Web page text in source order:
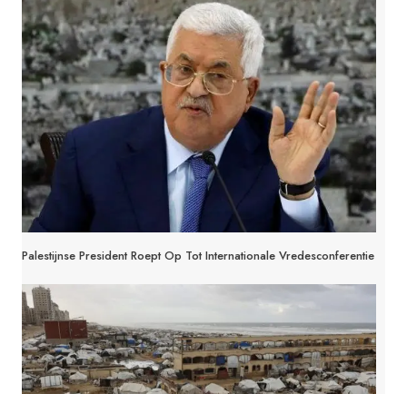
Palestijnse President Roept Op Tot Internationale Vredesconferentie